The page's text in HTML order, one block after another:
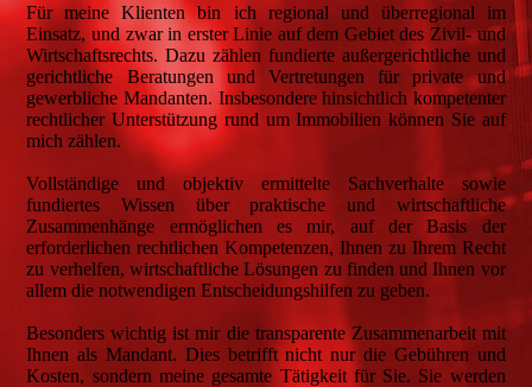
Für meine Klienten bin ich regional und überregional im
Einsatz, und zwar in erster Linie auf dem Gebiet des Zivil- und
Wirtschaftsrechts. Dazu zählen fundierte außergerichtliche und
gerichtliche Beratungen und Vertretungen für private und
gewerbliche Mandanten. Insbesondere hinsichtlich kompetenter
rechtlicher Unterstützung rund um Immobilien können Sie auf
mich zählen.
Vollständige und objektiv ermittelte Sachverhalte sowie
fundiertes Wissen über praktische und wirtschaftliche
Zusammenhänge ermöglichen es mir, auf der Basis der
erforderlichen rechtlichen Kompetenzen, Ihnen zu Ihrem Recht
zu verhelfen, wirtschaftliche Lösungen zu finden und Ihnen vor
allem die notwendigen Entscheidungshilfen zu geben.
Besonders wichtig ist mir die transparente Zusammenarbeit mit
Ihnen als Mandant. Dies betrifft nicht nur die Gebühren und
Kosten, sondern meine gesamte Tätigkeit für Sie. Sie werden